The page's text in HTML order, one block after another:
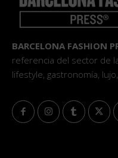
BARCELONA FASHION
referencia del sector de
lifestyle, gastronomía,